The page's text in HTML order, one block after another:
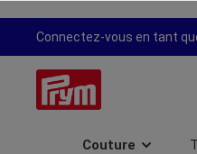
Passer à la
Connectez-vous en tant
Couture